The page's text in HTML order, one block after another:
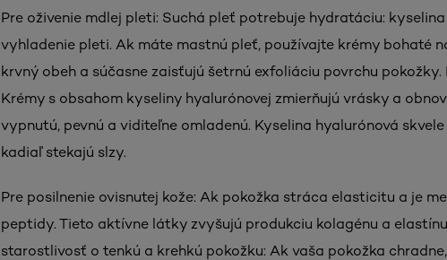
Pre oživenie mdlej pleti: Suchá pleť potrebuje hydratáciu:
vyhladenie pleti. Ak máte mastnú pleť, používajte krémy bohaté
krvný obeh a súčasne zaisťujú šetrnú exfoliáciu povrchu
Krémy s obsahom kyseliny hyalurónovej zmierňujú vrásky a
vypnutú, pevnú a viditeľne omladenú. Kyselina hyalurónová
kadiaľ stekajú slzy.
Pre posilnenie ovisnutej kože: Ak pokožka stráca elasticitu a je
peptidy. Tieto aktívne látky zvyšujú produkciu kolagénu a
starostlivosť o tenkú a krehkú pokožku: Ak vaša pokožka